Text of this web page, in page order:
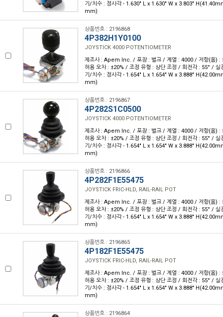
기/치수 : 정사각 - 1.630" L x 1.630" W x 3.803"
mm)
상품번호 : 2196868
4P382H1Y0100
JOYSTICK 4000 POTENTIOMETER
제조사 : Apem Inc. / 포장 : 벌크 / 계열 : 4000 / 저항(옴) :
허용 오차 : ±20% / 조정 유형 : 상단 조정 / 회전각 : 55° / 실
기/치수 : 정사각 - 1.654" L x 1.654" W x 3.888"
mm)
상품번호 : 2196867
4P282S1C0500
JOYSTICK 4000 POTENTIOMETER
제조사 : Apem Inc. / 포장 : 벌크 / 계열 : 4000 / 저항(옴) :
허용 오차 : ±20% / 조정 유형 : 상단 조정 / 회전각 : 55° / 실
기/치수 : 정사각 - 1.654" L x 1.654" W x 3.888"
mm)
상품번호 : 2196866
4P282F1E55475
JOYSTICK FRIC-HLD, RAIL-RAIL POT
제조사 : Apem Inc. / 포장 : 벌크 / 계열 : 4000 / 저항(옴) :
허용 오차 : ±20% / 조정 유형 : 상단 조정 / 회전각 : 55° / 실
기/치수 : 정사각 - 1.654" L x 1.654" W x 3.888"
mm)
상품번호 : 2196865
4P182F1E55475
JOYSTICK FRIC-HLD, RAIL-RAIL POT
제조사 : Apem Inc. / 포장 : 벌크 / 계열 : 4000 / 저항(옴) :
허용 오차 : ±20% / 조정 유형 : 상단 조정 / 회전각 : 55° / 실
기/치수 : 정사각 - 1.654" L x 1.654" W x 3.888"
mm)
상품번호 : 2196864